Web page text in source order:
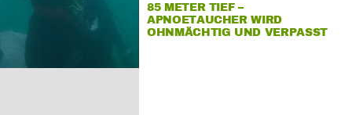
85 METER TIEF –
APNOETAUCHER WIRD
OHNMÄCHTIG UND VERPASST